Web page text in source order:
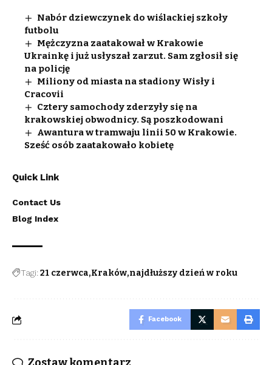
Nabór dziewczynek do wiślackiej szkoły
futbolu
Mężczyzna zaatakował w Krakowie
Ukrainkę i już usłyszał zarzut. Sam zgłosił się
na policję
Miliony od miasta na stadiony Wisły i
Cracovii
Cztery samochody zderzyły się na
krakowskiej obwodnicy. Są poszkodowani
Awantura w tramwaju linii 50 w Krakowie.
Sześć osób zaatakowało kobietę
Quick Link
Contact Us
Blog Index
Tagi:21 czerwca Kraków najdłuższy dzień w roku
Facebook